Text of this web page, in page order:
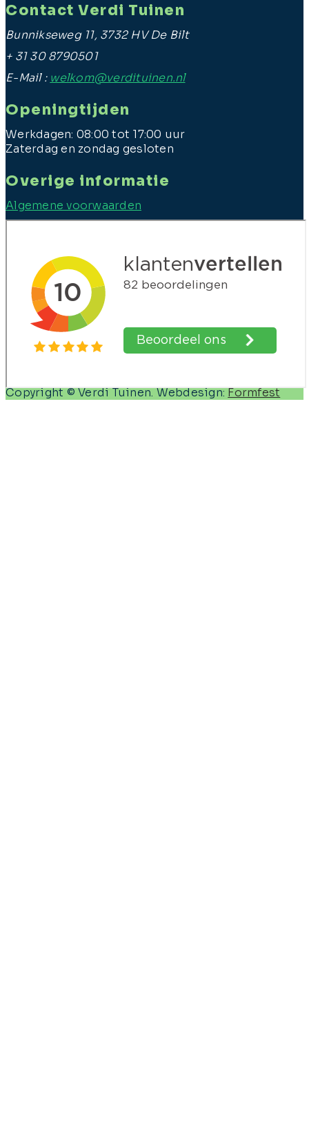
Contact Verdi Tuinen
Bunnikseweg 11, 3732 HV De Bilt
+ 31 30 8790501
E-Mail : welkom@verdituinen.nl
Openingtijden
Werkdagen: 08:00 tot 17:00 uur
Zaterdag en zondag gesloten
Overige informatie
Algemene voorwaarden
Copyright © Verdi Tuinen. Webdesign:Formfest